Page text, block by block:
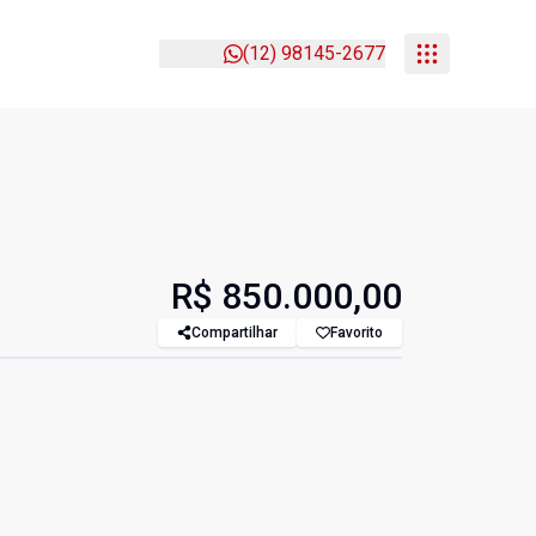
(12) 98145-2677
R$ 850.000,00
Compartilhar Favorito